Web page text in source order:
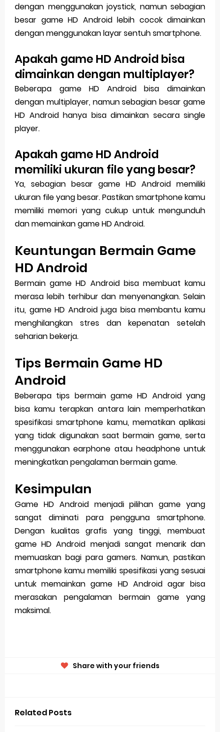
dengan menggunakan joystick, namun sebagian
besar game HD Android lebih cocok dimainkan
dengan menggunakan layar sentuh smartphone.
Apakah game HD Android bisa
dimainkan dengan multiplayer?
Beberapa game HD Android bisa dimainkan
dengan multiplayer, namun sebagian besar game
HD Android hanya bisa dimainkan secara single
player.
Apakah game HD Android
memiliki ukuran file yang besar?
Ya, sebagian besar game HD Android memiliki
ukuran file yang besar. Pastikan smartphone kamu
memiliki memori yang cukup untuk mengunduh
dan memainkan game HD Android.
Keuntungan Bermain Game
HD Android
Bermain game HD Android bisa membuat kamu
merasa lebih terhibur dan menyenangkan. Selain
itu, game HD Android juga bisa membantu kamu
menghilangkan stres dan kepenatan setelah
seharian bekerja.
Tips Bermain Game HD
Android
Beberapa tips bermain game HD Android yang
bisa kamu terapkan antara lain memperhatikan
spesifikasi smartphone kamu, mematikan aplikasi
yang tidak digunakan saat bermain game, serta
menggunakan earphone atau headphone untuk
meningkatkan pengalaman bermain game.
Kesimpulan
Game HD Android menjadi pilihan game yang
sangat diminati para pengguna smartphone.
Dengan kualitas grafis yang tinggi, membuat
game HD Android menjadi sangat menarik dan
memuaskan bagi para gamers. Namun, pastikan
smartphone kamu memiliki spesifikasi yang sesuai
untuk memainkan game HD Android agar bisa
merasakan pengalaman bermain game yang
maksimal.
Share with your friends
Related Posts